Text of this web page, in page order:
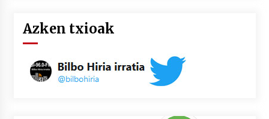
Azken txioak